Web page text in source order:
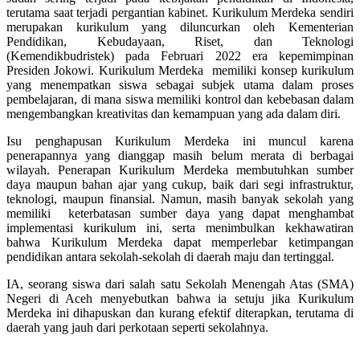
terutama saat terjadi pergantian kabinet. Kurikulum Merdeka sendiri
merupakan kurikulum yang diluncurkan oleh Kementerian
Pendidikan, Kebudayaan, Riset, dan Teknologi
(Kemendikbudristek) pada Februari 2022 era kepemimpinan
Presiden Jokowi. Kurikulum Merdeka memiliki konsep kurikulum
yang menempatkan siswa sebagai subjek utama dalam proses
pembelajaran, di mana siswa memiliki kontrol dan kebebasan dalam
mengembangkan kreativitas dan kemampuan yang ada dalam diri.
Isu penghapusan Kurikulum Merdeka ini muncul karena
penerapannya yang dianggap masih belum merata di berbagai
wilayah. Penerapan Kurikulum Merdeka membutuhkan sumber
daya maupun bahan ajar yang cukup, baik dari segi infrastruktur,
teknologi, maupun finansial. Namun, masih banyak sekolah yang
memiliki keterbatasan sumber daya yang dapat menghambat
implementasi kurikulum ini, serta menimbulkan kekhawatiran
bahwa Kurikulum Merdeka dapat memperlebar ketimpangan
pendidikan antara sekolah-sekolah di daerah maju dan tertinggal.
IA, seorang siswa dari salah satu Sekolah Menengah Atas (SMA)
Negeri di Aceh menyebutkan bahwa ia setuju jika Kurikulum
Merdeka ini dihapuskan dan kurang efektif diterapkan, terutama di
daerah yang jauh dari perkotaan seperti sekolahnya.